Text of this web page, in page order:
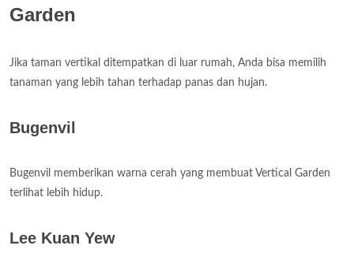
Garden
Jika taman vertikal ditempatkan di luar rumah, Anda bisa memilih
tanaman yang lebih tahan terhadap panas dan hujan.
Bugenvil
Bugenvil memberikan warna cerah yang membuat Vertical Garden
terlihat lebih hidup.
Lee Kuan Yew